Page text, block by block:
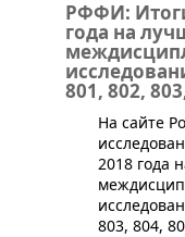
РФФИ:
года на
801, 802,
На сайте
2018 года
803, 804,